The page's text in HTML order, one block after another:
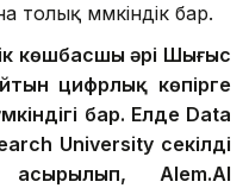
толық мүмкіндік бар.
көшбасшы әрі Шығыс
цифрлық көпірге
бар. Елде Data
University секілді
Alem.AI